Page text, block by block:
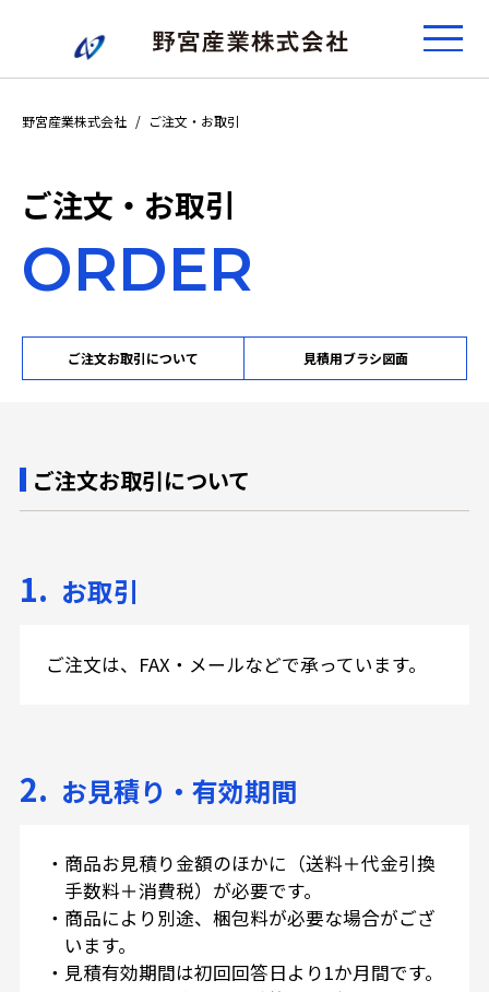
野宮産業株式会社 ご注文・お取引
ご注文・お取引
ORDER
ご注文お取引について 見積用ブラシ図面
ご注文お取引について
1. お取引
ご注文は、FAX・メールなどで承っています。
2. お見積り・有効期間
・ 商品お見積り金額のほかに（送料＋代金引換
手数料＋消費税）が必要です。
・ 商品により別途、梱包料が必要な場合がござ
います。
・ 見積有効期間は初回回答日より1か月間です。